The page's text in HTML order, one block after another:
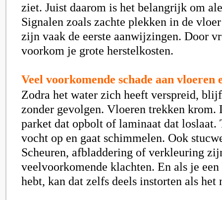
ziet. Juist daarom is het belangrijk om
Signalen zoals zachte plekken in de
zijn vaak de eerste aanwijzingen. Door
voorkom je grote herstelkosten.
Veel voorkomende schade aan vloeren
Zodra het water zich heeft verspreid,
zonder gevolgen. Vloeren trekken krom.
parket dat opbolt of laminaat dat loslaat.
vocht op en gaat schimmelen. Ook
Scheuren, afbladdering of verkleuring
veelvoorkomende klachten. En als je
hebt, kan dat zelfs deels instorten als het